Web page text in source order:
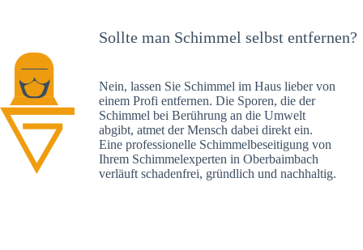
Sollte man Schimmel selbst entfernen?
Nein, lassen Sie Schimmel im Haus lieber von
einem Profi entfernen. Die Sporen, die der
Schimmel bei Berührung an die Umwelt
abgibt, atmet der Mensch dabei direkt ein.
Eine professionelle Schimmelbeseitigung von
Ihrem Schimmelexperten in Oberbaimbach
verläuft schadenfrei, gründlich und nachhaltig.